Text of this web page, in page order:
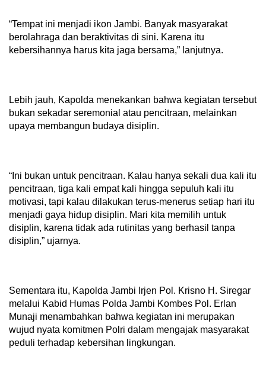
“Tempat ini menjadi ikon Jambi. Banyak masyarakat
berolahraga dan beraktivitas di sini. Karena itu
kebersihannya harus kita jaga bersama,” lanjutnya.
Lebih jauh, Kapolda menekankan bahwa kegiatan tersebut
bukan sekadar seremonial atau pencitraan, melainkan
upaya membangun budaya disiplin.
“Ini bukan untuk pencitraan. Kalau hanya sekali dua kali itu
pencitraan, tiga kali empat kali hingga sepuluh kali itu
motivasi, tapi kalau dilakukan terus-menerus setiap hari itu
menjadi gaya hidup disiplin. Mari kita memilih untuk
disiplin, karena tidak ada rutinitas yang berhasil tanpa
disiplin,” ujarnya.
Sementara itu, Kapolda Jambi Irjen Pol. Krisno H. Siregar
melalui Kabid Humas Polda Jambi Kombes Pol. Erlan
Munaji menambahkan bahwa kegiatan ini merupakan
wujud nyata komitmen Polri dalam mengajak masyarakat
peduli terhadap kebersihan lingkungan.